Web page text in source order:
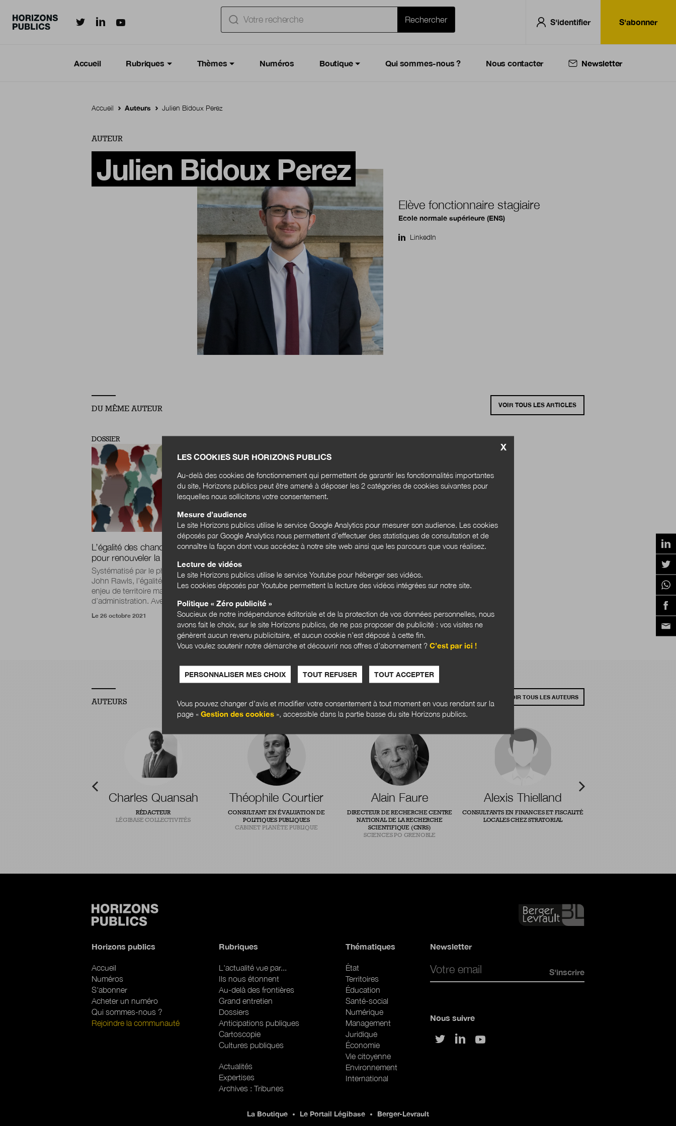
Horizonspublics.fr sur Twitter
Horizonspublics.fr sur LinkedIn
Horizonspublics.fr sur Youtube S'identifier S'abonner
Accueil Rubriques Thèmes Numéros Boutique Qui sommes-nous ? Nous contacter Newsletter
Accueil Auteurs Julien Bidoux Perez
AUTEUR
Julien Bidoux Perez
Elève fonctionnaire stagiaire
Ecole normale supérieure (ENS)
LinkedIn
DU MÊME AUTEUR
DOSSIER
L’égalité des chances, enjeux et défis
pour renouveler la fonction publique
Systématisé par le philosophe américain
John Rawls, l’égalité des chances est un
enjeu de territoire mais aussi un enjeu
d’administration. Avec sa...
Le 26 octobre 2021
VOIR TOUS LES ARTICLES
AUTEURS VOIR TOUS LES AUTEURS
Charles Quansah
RÉDACTEUR
LÉGIBASE COLLECTIVITÉS
Théophile Courtier
CONSULTANT EN ÉVALUATION DE
POLITIQUES PUBLIQUES
CABINET PLANÈTE PUBLIQUE
Alain Faure
DIRECTEUR DE RECHERCHE CENTRE
NATIONAL DE LA RECHERCHE
SCIENTIFIQUE (CNRS)
SCIENCES PO GRENOBLE
Alexis Thielland
CONSULTANTS EN FINANCES ET FISCALITÉ
LOCALES CHEZ STRATORIAL
Horizons publics
Accueil
Numéros
S'abonner
Acheter un numéro
Qui sommes-nous ?
Rejoindre la communauté
Rubriques
L'actualité vue par...
Ils nous étonnent
Au-delà des frontières
Grand entretien
Dossiers
Anticipations publiques
Cartoscopie
Cultures publiques
Rubriques (web)
Actualités
Expertises
Archives : Tribunes
Thématiques
État
Territoires
Éducation
Santé-social
Numérique
Management
Juridique
Économie
Vie citoyenne
Environnement
International
Newsletter
Email *
Nous suivre
sur Twittersur LinkedInsur Youtube
La Boutique Le Portail Légibase Berger-Levrault
X
LES COOKIES SUR HORIZONS PUBLICS
Au-delà des cookies de fonctionnement qui permettent de garantir les fonctionnalités importantes
du site, Horizons publics peut être amené à déposer les 2 catégories de cookies suivantes pour
lesquelles nous sollicitons votre consentement.
Mesure d’audience
Le site Horizons publics utilise le service Google Analytics pour mesurer son audience. Les cookies
déposés par Google Analytics nous permettent d’effectuer des statistiques de consultation et de
connaître la façon dont vous accédez à notre site web ainsi que les parcours que vous réalisez.
Lecture de vidéos
Le site Horizons publics utilise le service Youtube pour héberger ses vidéos.
Les cookies déposés par Youtube permettent la lecture des vidéos intégrées sur notre site.
Politique « Zéro publicité »
Soucieux de notre indépendance éditoriale et de la protection de vos données personnelles, nous
avons fait le choix, sur le site Horizons publics, de ne pas proposer de publicité : vos visites ne
génèrent aucun revenu publicitaire, et aucun cookie n’est déposé à cette fin.
Vous voulez soutenir notre démarche et découvrir nos offres d’abonnement ? C’est par ici !
PERSONNALISER MES CHOIX TOUT REFUSER TOUT ACCEPTER
Vous pouvez changer d’avis et modifier votre consentement à tout moment en vous rendant sur la
page « Gestion des cookies », accessible dans la partie basse du site Horizons publics.